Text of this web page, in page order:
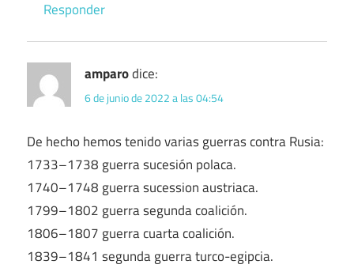
Responder
amparodice:
6 de junio de 2022 a las 04:54
De hecho hemos tenido varias guerras contra Rusia:
1733–1738 guerra sucesión polaca.
1740–1748 guerra sucession austriaca.
1799–1802 guerra segunda coalición.
1806–1807 guerra cuarta coalición.
1839–1841 segunda guerra turco-egipcia.